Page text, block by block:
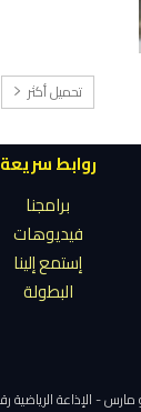
تحميل أكثر
روابط سريعة
برامجنا
فيديوهات
إستمع إلينا
البطولة